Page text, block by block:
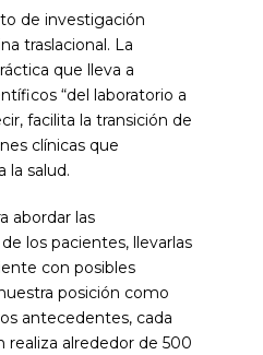
de investigación
traslacional. La
que lleva a
“del laboratorio a
facilita la transición de
clínicas que
la salud.
abordar las
los pacientes, llevarlas
con posibles
posición como
antecedentes, cada
realiza alrededor de 500